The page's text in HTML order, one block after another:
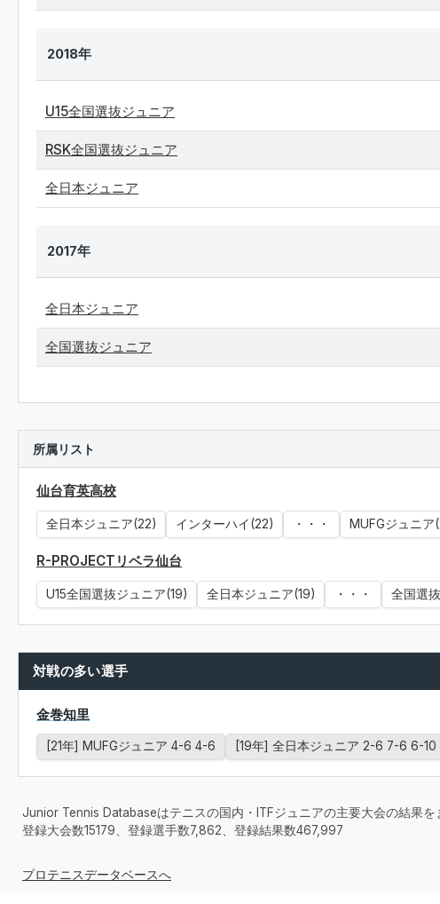
2018年
U15全国選抜ジュニア
RSK全国選抜ジュニア
全日本ジュニア
2017年
全日本ジュニア
全国選抜ジュニア
所属リスト
仙台育英高校
全日本ジュニア(22) インターハイ(22) ・・・ MUFGジュニア
R-PROJECTリベラ仙台
U15全国選抜ジュニア(19) 全日本ジュニア(19) ・・・ 全国選
対戦の多い選手
金巻知里
[21年] MUFGジュニア 4-6 4-6 [19年] 全日本ジュニア 2-6 7-6 6-10
Junior Tennis Databaseはテニスの国内・ITFジュニアの主要大会の結果を
登録大会数15179、登録選手数7,862、登録結果数467,997
プロテニスデータベースへ